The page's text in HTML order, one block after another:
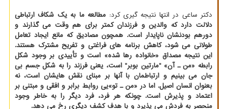
دکتر ساعی در انتها نتیجه گیری کرد: مطالعه ما به یک شکاف ارتباطی
دلالت دارد که والدین و فرزندان کمتر برای هم وقت می گذارند و
دورهم بودنشان ناپایدار است. همچون مصادیق که مانع ایجاد تعامل
طولانی می شود، کاهش برنامه های فراغتی و تفریح مشترک هستند.
این نتیجه مصداق «خانواده رها شده» است و تأییدی بر وجود شکل
رابطه «من ـ آن» "مارتین بوبر" است، یعنی فرزند را به شکل جسم بی
جان می بینیم و ارتباطمان با آنها بر مبنای نقش هایشان است، نه
بعنوان انسان اصیل. اما در «من ـ تو»یی روابط برابر و افقی و مبتنی بر
اعتماد و پذیرش است. چونکه هر فرد، فرد دیگر را به خاطر وجود
منحصر به فردش می پذیرد و با هدف کشف دیگری رخ می دهد.